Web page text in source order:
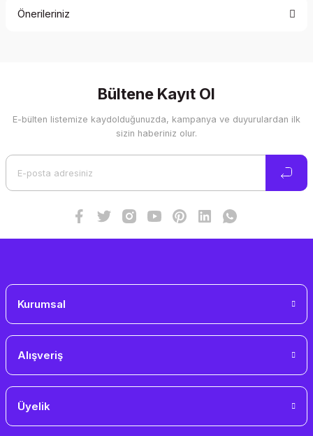
Önerileriniz
Görüş ve önerileriniz için teşekkür ederiz.
Ürün resmi kalitesiz, bozuk veya görüntülenemiyor.
Bültene Kayıt Ol
E-bülten listemize kaydolduğunuzda, kampanya ve duyurulardan ilk
sizin haberiniz olur.
Kurumsal
Alışveriş
Üyelik